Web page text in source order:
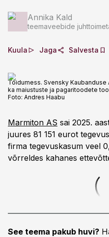
Annika Kald
teemaveebide
Kuula Jaga Salvesta
Toidumess. Svensky
ka maiustuste ja pagaritoodete
Foto: Andres Haabu
Marmiton AS sai 2025.
juures 81 151 eurot
firma tegevuskasum veel
võrreldes kahanes
See teema pakub huvi?